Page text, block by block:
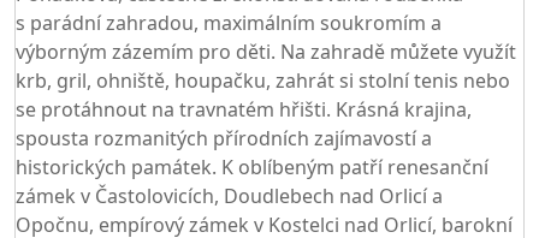
s parádní zahradou, maximálním soukromím a
výborným zázemím pro děti. Na zahradě můžete využít
krb, gril, ohniště, houpačku, zahrát si stolní tenis nebo
se protáhnout na travnatém hřišti. Krásná krajina,
spousta rozmanitých přírodních zajímavostí a
historických památek. K oblíbeným patří renesanční
zámek v Častolovicích, Doudlebech nad Orlicí a
Opočnu, empírový zámek v Kostelci nad Orlicí, barokní